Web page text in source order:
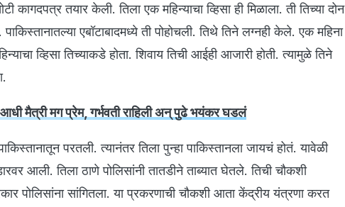
कागदपत्र तयार केली. तिला एक महिन्याचा व्हिसा ही मिळाला. ती तिच्या दोन
एबॉटाबादमध्ये ती पोहोचली. तिथे तिने लग्नही केले. एक महिना
व्हिसा तिच्याकडे होता. शिवाय तिची आईही आजारी होती. त्यामुळे तिने
मैत्री मग प्रेम, गर्भवती राहिली अन् पुढे भयंकर घडलं
परतली. त्यानंतर तिला पुन्हा पाकिस्तानला जायचं होतं. यावेळी
आली. तिला ठाणे पोलिसांनी तातडीने ताब्यात घेतले. तिची चौकशी
पोलिसांना सांगितला. या प्रकरणाची चौकशी आता केंद्रीय यंत्रणा करत